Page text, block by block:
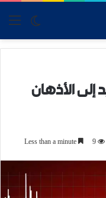
skin
إلى الأذهان
9